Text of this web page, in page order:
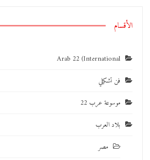
الأقسام
Arab 22 (International
فن تشكيلي
موسوعة عرب 22
بلاد العرب
مصر